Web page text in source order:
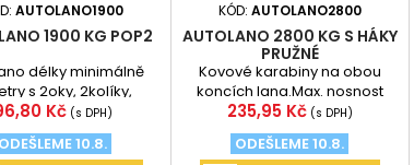
AUTOLANO1900
1900 KG POP2
délky minimálně
s 2oky, 2kolíky,
lano slouží
k tažení...
Kč (s DPH)
ODEŠLEME 10.8.
KÓD: AUTOLANO2800
AUTOLANO 2800 KG S HÁKY
PRUŽNÉ
Kovové karabiny na obou
koncích lana.Max. nosnost
2800 kg. Včetně výstražného
červeného
praporku.Vyrobeno...
Cena
235,95 Kč (s DPH)
ODEŠLEME 10.8.